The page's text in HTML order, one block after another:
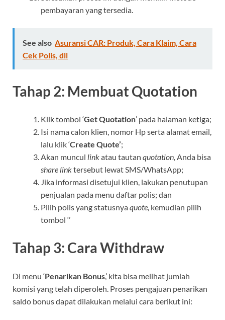
pembayaran yang tersedia.
See also Asuransi CAR: Produk, Cara Klaim, Cara
Cek Polis, dll
Tahap 2: Membuat Quotation
Klik tombol ‘Get Quotation’ pada halaman ketiga;
Isi nama calon klien, nomor Hp serta alamat email,
lalu klik ‘Create Quote’;
Akan muncul linkatau tautan quotation, Anda bisa
share linktersebut lewat SMS/WhatsApp;
Jika informasi disetujui klien, lakukan penutupan
penjualan pada menu daftar polis; dan
Pilih polis yang statusnyaquote, kemudian pilih
tombol ‘’
Tahap 3: Cara Withdraw
Di menu ‘Penarikan Bonus,’ kita bisa melihat jumlah
komisi yang telah diperoleh. Proses pengajuan penarikan
saldo bonus dapat dilakukan melalui cara berikut ini: